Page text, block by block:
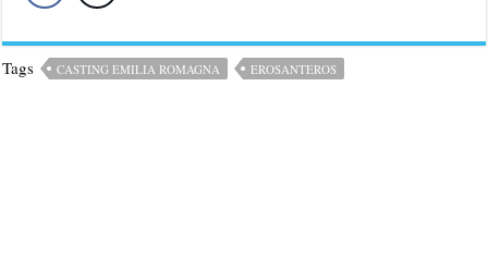
Tags CASTING EMILIA ROMAGNA EROSANTEROS